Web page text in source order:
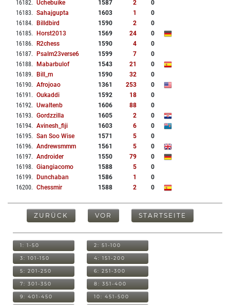
16182. Uchebuike 1587 2
0
16183. Sahajgupta 1603 1
0
16184. Billdbird 1590 2
0
16185. Horst2013 1569 24
0
16186. R2chess 1590 4
0
16187. Psalm23verse6 1599 7
0
16188. Mabarbulof 1543 21
0
16189. Bill_m 1590 32
0
16190. Afrojoao 1361 253
0
16191 . Oukaddi 1592 18
0
16192. Uwaltenb 1606 88
0
16193. Gordzzilla 1605 2
0
16194. Avinesh_fiji 1603 6
0
16195. San Soo Wise 1571 5
0
16196. Andrewsmmm 1561 5
0
16197. Androider 1550 79
0
16198. Giangiacomo 1588 5
0
16199. Dunchaban 1586 1
0
16200. Chessmir 1588 2 0
ZURÜCK VOR STARTSEITE
1: 1-50 2: 51-100
3: 101-150 4: 151-200
5: 201-250 6: 251-300
7: 301-350 8: 351-400
9: 401-450 10: 451-500